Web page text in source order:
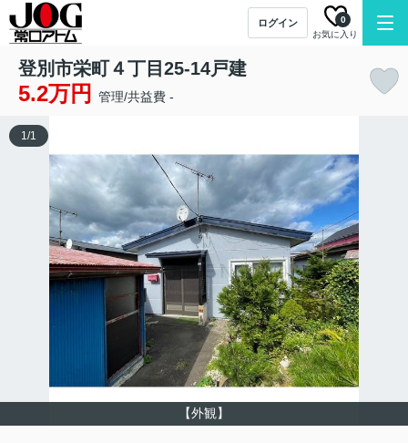
ログイン
お気に入り
0
登別市栄町４丁目25-14戸建
5.2万円 管理/共益費 -
【外観】
1/1